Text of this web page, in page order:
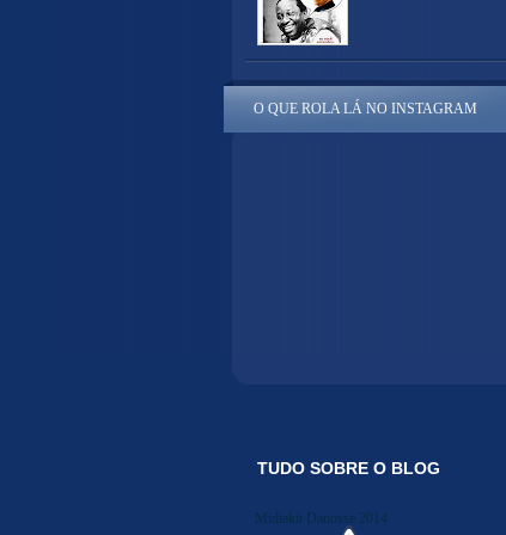
O QUE ROLA LÁ NO INSTAGRAM
TUDO SOBRE O BLOG
Midiakit Danosse 2014